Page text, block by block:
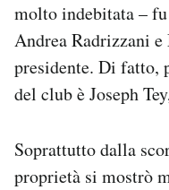
molto indebitata –
Andrea Radrizzani
presidente. Di fatto,
del club è Joseph
Soprattutto dalla
proprietà si mostrò